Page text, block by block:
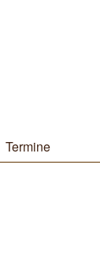
Termine